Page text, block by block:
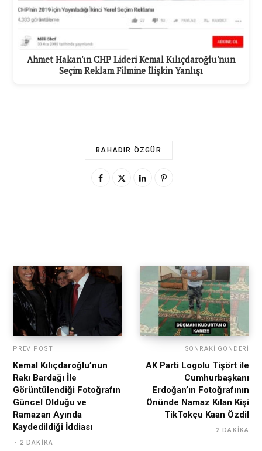
Ahmet Hakan'ın CHP Lideri Kemal Kılıçdaroğlu'nun
Seçim Reklam Filmine İlişkin Yanlışı
BAHADIR ÖZGÜR
PREV POST
Kemal Kılıçdaroğlu’nun
Rakı Bardağı İle
Görüntülendiği Fotoğrafın
Güncel Olduğu ve
Ramazan Ayında
Kaydedildiği İddiası
2 DAKIKA
SONRAKI GÖNDERI
AK Parti Logolu Tişört ile
Cumhurbaşkanı
Erdoğan’ın Fotoğrafının
Önünde Namaz Kılan Kişi
TikTokçu Kaan Özdil
2 DAKIKA